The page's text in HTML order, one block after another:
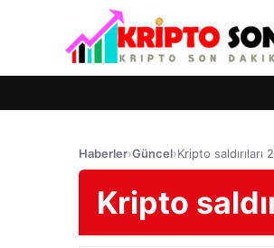
Haberler›Güncel›Kripto
Kripto